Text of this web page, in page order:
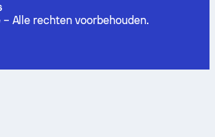
– Alle rechten voorbehouden.